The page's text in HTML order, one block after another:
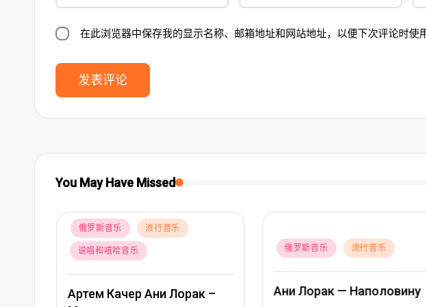
在此浏览器中保存我的显示名称、邮箱地址和网站地址，以便下次评论时使用
You May Have Missed
Posted
俄罗斯音乐 流行音乐
Ани Лорак — Наполовину
Posted
in
俄罗斯音乐 流行音乐
Пообещай